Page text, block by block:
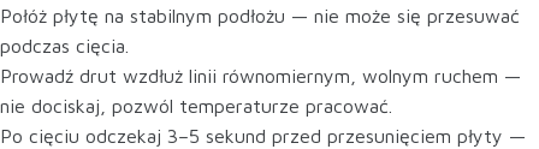
Połóż płytę na stabilnym podłożu — nie może się przesuwać
podczas cięcia.
Prowadź drut wzdłuż linii równomiernym, wolnym ruchem —
nie dociskaj, pozwól temperaturze pracować.
Po cięciu odczekaj 3–5 sekund przed przesunięciem płyty —